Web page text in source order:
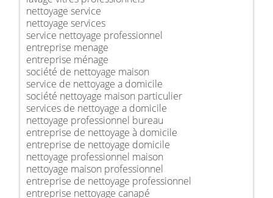
nettoyage service
nettoyage services
service nettoyage professionnel
entreprise menage
entreprise ménage
société de nettoyage maison
service de nettoyage a domicile
société nettoyage maison particulier
services de nettoyage a domicile
nettoyage professionnel bureau
entreprise de nettoyage à domicile
entreprise de nettoyage domicile
nettoyage professionnel maison
nettoyage maison professionnel
entreprise de nettoyage professionnel
entreprise nettoyage canapé